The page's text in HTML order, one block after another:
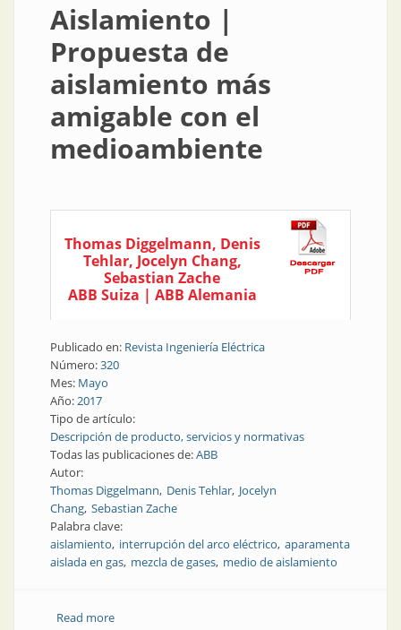
Aislamiento |
Propuesta de
aislamiento más
amigable con el
medioambiente
Thomas Diggelmann, Denis
Tehlar, Jocelyn Chang,
Sebastian Zache
ABB Suiza | ABB Alemania
Publicado en: Revista Ingeniería Eléctrica
Número:320
Mes: Mayo
Año:2017
Tipo de artículo:
Descripción de producto, servicios y normativas
Todas las publicaciones de:ABB
Autor:
Thomas Diggelmann Denis Tehlar Jocelyn
Chang Sebastian Zache
Palabra clave:
aislamiento interrupción del arco eléctrico aparamenta
aislada en gas mezcla de gases medio de aislamiento
Read moreabout Aislamiento | Propuesta de aislamiento más